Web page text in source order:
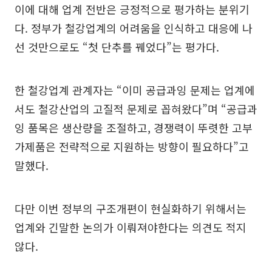
이에 대해 업계 전반은 긍정적으로 평가하는 분위기
다. 정부가 철강업계의 어려움을 인식하고 대응에 나
선 것만으로도 “첫 단추를 꿰었다”는 평가다.
한 철강업계 관계자는 “이미 공급과잉 문제는 업계에
서도 철강산업의 고질적 문제로 꼽혀왔다”며 “공급과
잉 품목은 생산량을 조절하고, 경쟁력이 뚜렷한 고부
가제품은 전략적으로 지원하는 방향이 필요하다”고
말했다.
다만 이번 정부의 구조개편이 현실화하기 위해서는
업계와 긴말한 논의가 이뤄져야한다는 의견도 적지
않다.